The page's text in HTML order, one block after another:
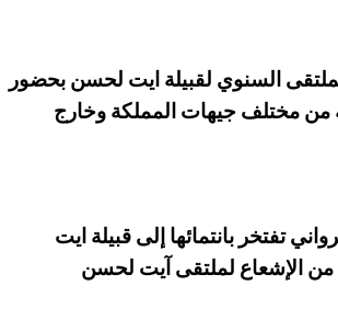
السنوي لقبيلة ايت لحسن بحضور
من مختلف جيهات المملكة وخارج
تفتخر بانتمائها إلى قبيلة ايت
الإشعاع لملتقى آيت لحسن